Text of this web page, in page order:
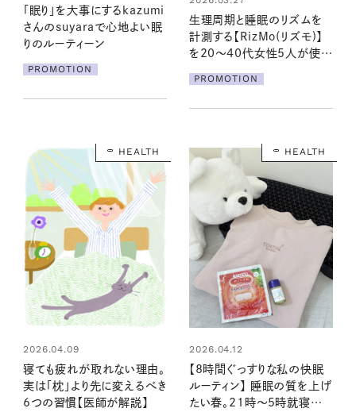
「眠り」を大事にするkazumi
さんのsuyaraで心地よい眠
りのルーティーン
PROMOTION
生理周期と睡眠のリズムを
計測する【RizMo(リズモ)】
を20～40代女性5人が使っ
が！
PROMOTION
HEALTH
2026.04.09
寝ても疲れが取れない理由。
実は「枕」より先に変えるべき
6つの習慣【医師が解説】
HEALTH
2026.04.12
【8時間ぐっすりな私の快眠
ルーティン】 睡眠の質を上げ
たい春。21時〜5時就寝の